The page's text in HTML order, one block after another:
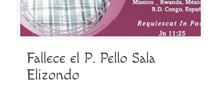
Fallece el P. Pello Sala
Elizondo